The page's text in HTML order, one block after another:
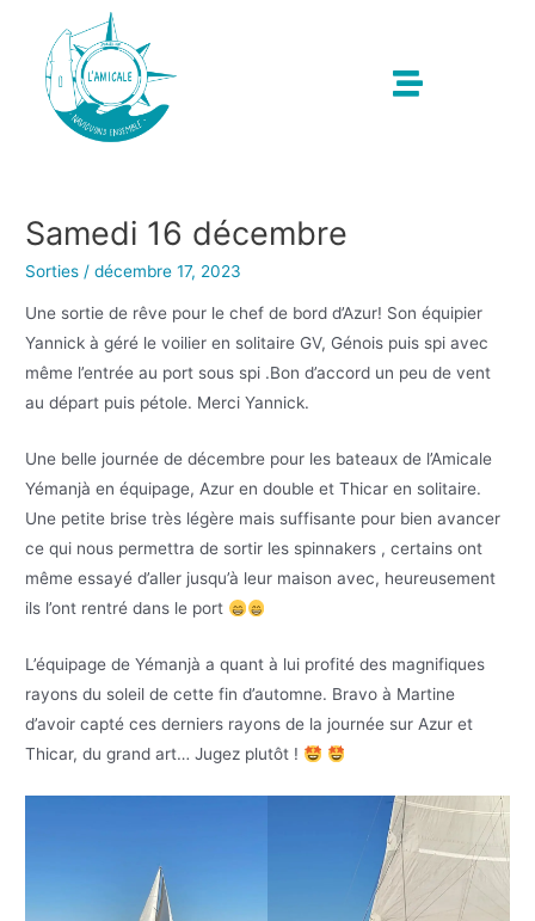
Samedi 16 décembre
Sorties /décembre 17, 2023
Une sortie de rêve pour le chef de bord d’Azur! Son équipier
Yannick à géré le voilier en solitaire GV, Génois puis spi avec
même l’entrée au port sous spi .Bon d’accord un peu de vent
au départ puis pétole. Merci Yannick.
Une belle journée de décembre pour les bateaux de l’Amicale
Yémanjà en équipage, Azur en double et Thicar en solitaire.
Une petite brise très légère mais suffisante pour bien avancer
ce qui nous permettra de sortir les spinnakers , certains ont
même essayé d’aller jusqu’à leur maison avec, heureusement
ils l’ont rentré dans le port
L’équipage de Yémanjà a quant à lui profité des magnifiques
rayons du soleil de cette fin d’automne. Bravo à Martine
d’avoir capté ces derniers rayons de la journée sur Azur et
Thicar, du grand art… Jugez plutôt !